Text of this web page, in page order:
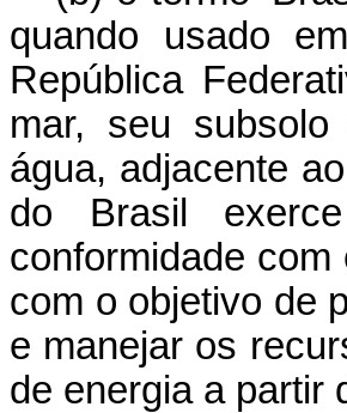
quando usado
República
mar, seu
água, adjacente
do Brasil
conformidade
com o objetivo de
e manejar os
de energia a partir